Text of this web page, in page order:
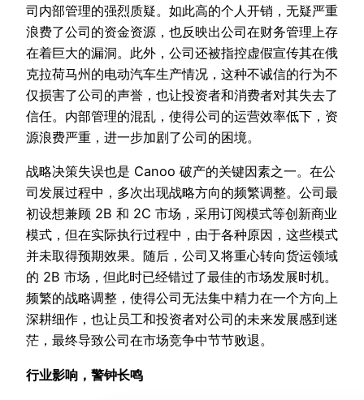
司内部管理的强烈质疑。如此高的个人开销，无疑严重
浪费了公司的资金资源，也反映出公司在财务管理上存
在着巨大的漏洞。此外，公司还被指控虚假宣传其在俄
克拉荷马州的电动汽车生产情况，这种不诚信的行为不
仅损害了公司的声誉，也让投资者和消费者对其失去了
信任。内部管理的混乱，使得公司的运营效率低下，资
源浪费严重，进一步加剧了公司的困境。
战略决策失误也是 Canoo 破产的关键因素之一。在公
司发展过程中，多次出现战略方向的频繁调整。公司最
初设想兼顾 2B 和 2C 市场，采用订阅模式等创新商业
模式，但在实际执行过程中，由于各种原因，这些模式
并未取得预期效果。随后，公司又将重心转向货运领域
的 2B 市场，但此时已经错过了最佳的市场发展时机。
频繁的战略调整，使得公司无法集中精力在一个方向上
深耕细作，也让员工和投资者对公司的未来发展感到迷
茫，最终导致公司在市场竞争中节节败退。
行业影响，警钟长鸣